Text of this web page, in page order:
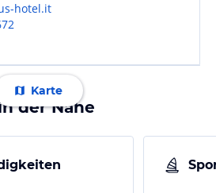
hotel.it
Karte
der Nähe